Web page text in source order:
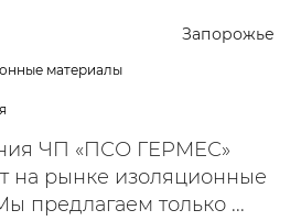
Запорожье
материалы
ЧП «ПСО ГЕРМЕС»
на рынке изоляционные
предлагаем только ...